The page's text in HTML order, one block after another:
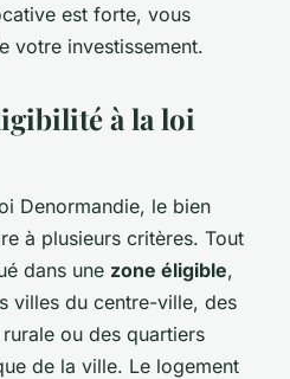
est forte, vous
votre investissement.
à la loi
Denormandie, le bien
à plusieurs critères. Tout
dans une zone éligible,
villes du centre-ville, des
ou des quartiers
de la ville. Le logement